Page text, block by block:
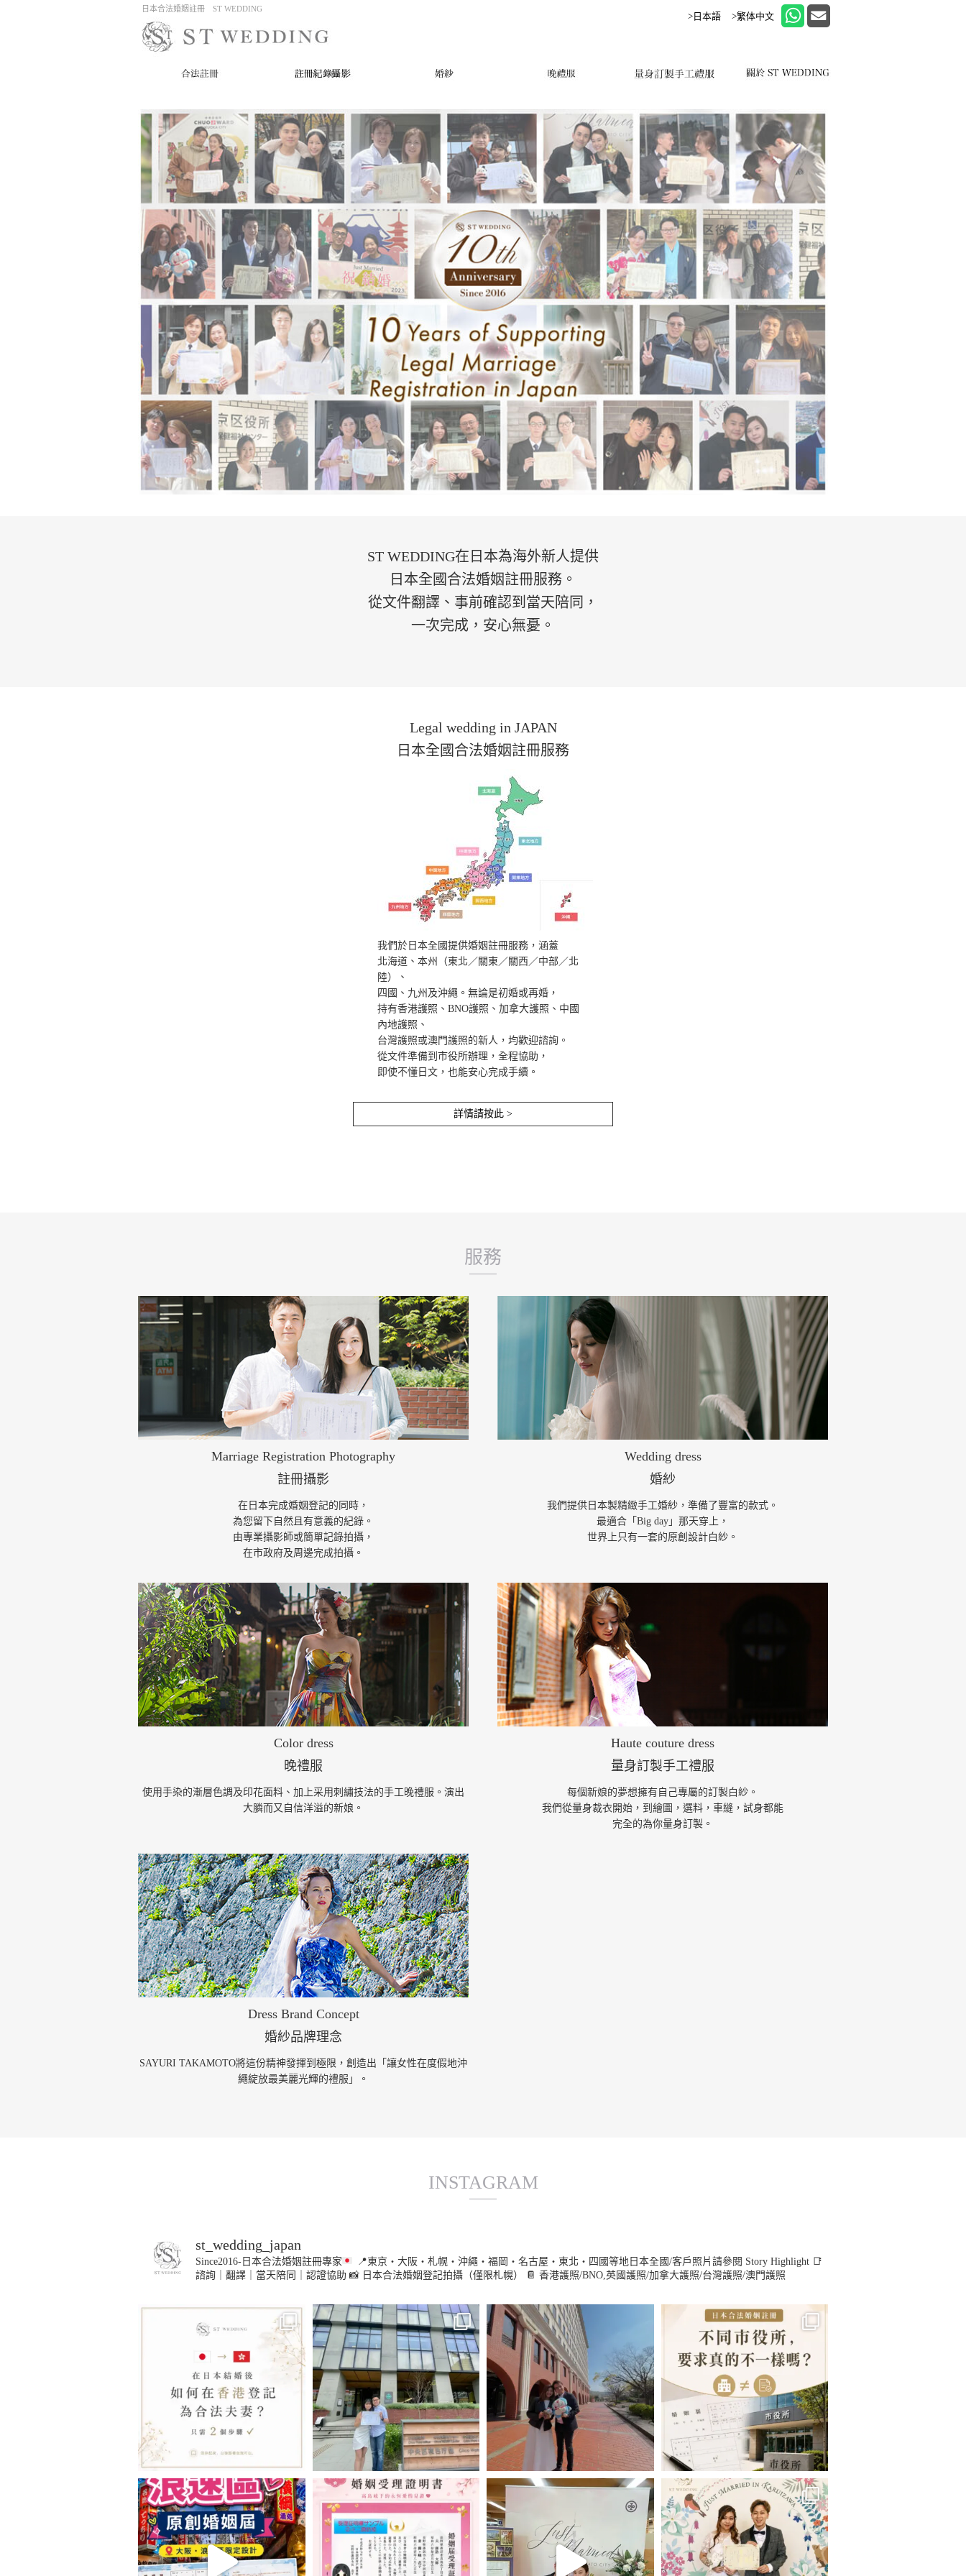
日本合法婚姻註冊 ST WEDDING
>日本語 >繁体中文
ST WEDDING在日本為海外新人提供
日本全國合法婚姻註冊服務。
從文件翻譯、事前確認到當天陪同，
一次完成，安心無憂。
Legal wedding in JAPAN
日本全國合法婚姻註冊服務
我們於日本全國提供婚姻註冊服務，涵蓋
北海道、本州（東北／關東／關西／中部／北
陸）、
四國、九州及沖繩。無論是初婚或再婚，
持有香港護照、BNO護照、加拿大護照、中國
內地護照、
台灣護照或澳門護照的新人，均歡迎諮詢。
從文件準備到市役所辦理，全程協助，
即使不懂日文，也能安心完成手續。
詳情請按此 >
服務
Marriage Registration Photography
註冊攝影
在日本完成婚姻登記的同時，
為您留下自然且有意義的紀錄。
由專業攝影師或簡單記錄拍攝，
在市政府及周邊完成拍攝。
Wedding dress
婚紗
我們提供日本製精緻手工婚紗，準備了豐富的款式。
最適合「Big day」那天穿上，
世界上只有一套的原創設計白紗。
Color dress
晚禮服
使用手染的漸層色調及印花面料、加上采用刺繡技法的手工晚禮服。演出
大膦而又自信洋溢的新娘。
Haute couture dress
量身訂製手工禮服
每個新娘的夢想擁有自己專屬的訂製白紗。
我們從量身裁衣開始，到繪圖，選料，車縫，試身都能
完全的為你量身訂製。
Dress Brand Concept
婚紗品牌理念
SAYURI TAKAMOTO將這份精神發揮到極限，創造出「讓女性在度假地沖
繩綻放最美麗光輝的禮服」。
INSTAGRAM
st_wedding_japan
Since2016-日本合法婚姻註冊專家 📍東京・大阪・札幌・沖繩・福岡・名古屋・東北・四國等地日本全國/客戶照片請參閱 Story Highlight 📑
諮詢｜翻譯｜當天陪同｜認證協助 📸 日本合法婚姻登記拍攝（僅限札幌） 📔 香港護照/BNO,英國護照/加拿大護照/台灣護照/澳門護照